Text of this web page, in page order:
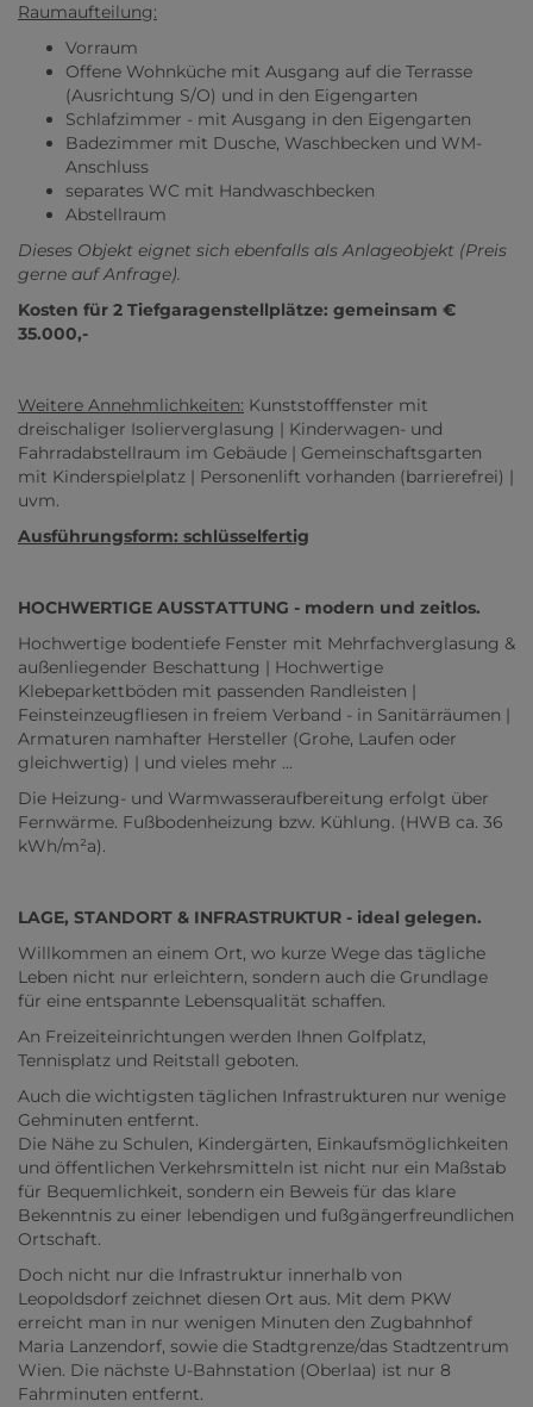
Raumaufteilung:
Vorraum
Offene Wohnküche mit Ausgang auf die Terrasse
(Ausrichtung S/O) und in den Eigengarten
Schlafzimmer - mit Ausgang in den Eigengarten
Badezimmer mit Dusche, Waschbecken und WM-
Anschluss
separates WC mit Handwaschbecken
Abstellraum
Dieses Objekt eignet sich ebenfalls als Anlageobjekt (Preis
gerne auf Anfrage).
Kosten für 2 Tiefgaragenstellplätze: gemeinsam €
35.000,-
Weitere Annehmlichkeiten: Kunststofffenster mit
dreischaliger Isolierverglasung | Kinderwagen- und
Fahrradabstellraum im Gebäude | Gemeinschaftsgarten
mit Kinderspielplatz | Personenlift vorhanden (barrierefrei) |
uvm.
Ausführungsform: schlüsselfertig
HOCHWERTIGE AUSSTATTUNG - modern und zeitlos.
Hochwertige bodentiefe Fenster mit Mehrfachverglasung &
außenliegender Beschattung | Hochwertige
Klebeparkettböden mit passenden Randleisten |
Feinsteinzeugfliesen in freiem Verband - in Sanitärräumen |
Armaturen namhafter Hersteller (Grohe, Laufen oder
gleichwertig) | und vieles mehr ...
Die Heizung- und Warmwasseraufbereitung erfolgt über
Fernwärme. Fußbodenheizung bzw. Kühlung. (HWB ca. 36
kWh/m²a).
LAGE, STANDORT & INFRASTRUKTUR - ideal gelegen.
Willkommen an einem Ort, wo kurze Wege das tägliche
Leben nicht nur erleichtern, sondern auch die Grundlage
für eine entspannte Lebensqualität schaffen.
An Freizeiteinrichtungen werden Ihnen Golfplatz,
Tennisplatz und Reitstall geboten.
Auch die wichtigsten täglichen Infrastrukturen nur wenige
Gehminuten entfernt.
Die Nähe zu Schulen, Kindergärten, Einkaufsmöglichkeiten
und öffentlichen Verkehrsmitteln ist nicht nur ein Maßstab
für Bequemlichkeit, sondern ein Beweis für das klare
Bekenntnis zu einer lebendigen und fußgängerfreundlichen
Ortschaft.
Doch nicht nur die Infrastruktur innerhalb von
Leopoldsdorf zeichnet diesen Ort aus. Mit dem PKW
erreicht man in nur wenigen Minuten den Zugbahnhof
Maria Lanzendorf, sowie die Stadtgrenze/das Stadtzentrum
Wien. Die nächste U-Bahnstation (Oberlaa) ist nur 8
Fahrminuten entfernt.